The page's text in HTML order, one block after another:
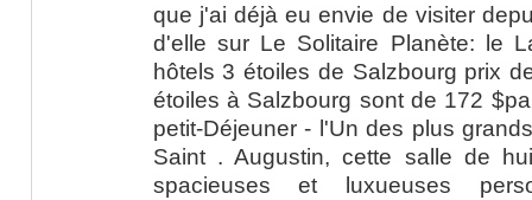
que j'ai déjà eu envie de visiter
d'elle sur Le Solitaire Planète: le
hôtels 3 étoiles de Salzbourg prix
étoiles à Salzbourg sont de 172
petit-Déjeuner - l'Un des plus
Saint . Augustin, cette salle de
spacieuses et luxueuses